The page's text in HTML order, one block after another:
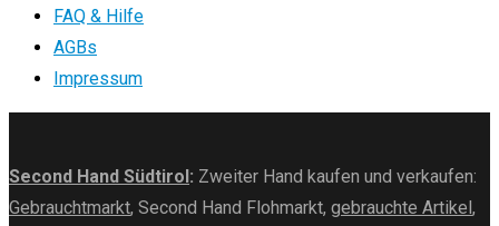
FAQ & Hilfe
AGBs
Impressum
Second Hand Südtirol: Zweiter Hand kaufen und verkaufen:
Gebrauchtmarkt, Second Hand Flohmarkt, gebrauchte Artikel,